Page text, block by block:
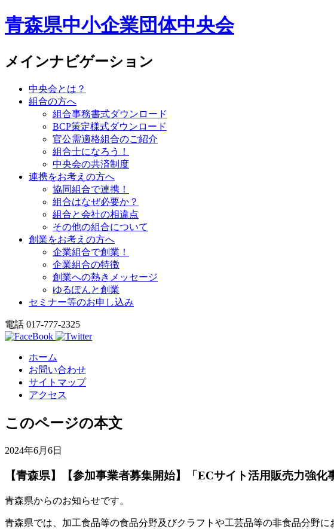
青森県中小企業団体中央会
メインナビゲーション
中央会とは？
組合の方へ
組合事務書式ダウンロード
BCP策定様式ダウンロード
官公需適格組合のご紹介
組合士になろう！
中央会の共済制度
連携をお考えの方へ
協同組合で連携！
組合はなぜ必要か？
組合と会社の相違点
その他の組合について
創業をお考えの方へ
企業組合で創業！
企業組合の特徴
創業への熱きメッセージ
ゆるぽんと創業
セミナー等のお申し込み
電話 017-777-2325
ホーム
お問い合わせ
サイトマップ
アクセス
このページの本文
2024年6月6日
【青森県】【参加事業者募集開始】「ECサイト活用販売力強化
青森県からのお知らせです。
青森県では、加工食品等の食品分野及びクラフトや工芸品等の非食品分野